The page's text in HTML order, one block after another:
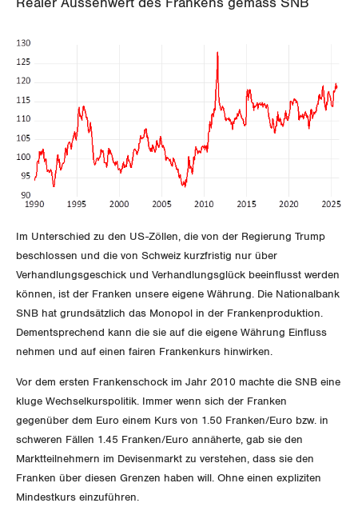
Im Unterschied zu den US-Zöllen, die von der Regierung Trump
beschlossen und die von Schweiz kurzfristig nur über
Verhandlungsgeschick und Verhandlungsglück beeinflusst werden
können, ist der Franken unsere eigene Währung. Die Nationalbank
SNB hat grundsätzlich das Monopol in der Frankenproduktion.
Dementsprechend kann die sie auf die eigene Währung Einfluss
nehmen und auf einen fairen Frankenkurs hinwirken.
Vor dem ersten Frankenschock im Jahr 2010 machte die SNB eine
kluge Wechselkurspolitik. Immer wenn sich der Franken
gegenüber dem Euro einem Kurs von 1.50 Franken/Euro bzw. in
schweren Fällen 1.45 Franken/Euro annäherte, gab sie den
Marktteilnehmern im Devisenmarkt zu verstehen, dass sie den
Franken über diesen Grenzen haben will. Ohne einen expliziten
Mindestkurs einzuführen.